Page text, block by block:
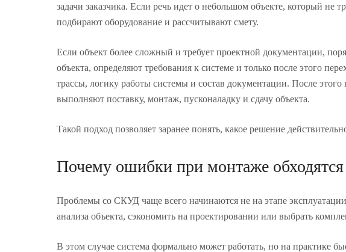
задачи заказчика. Если речь идет о небольшом объекте, который не
подбирают оборудование и рассчитывают смету.
Если объект более сложный и требует проектной документации,
объекта, определяют требования к системе и только после этого
трассы, логику работы системы и состав документации. После
выполняют поставку, монтаж, пусконаладку и сдачу объекта.
Такой подход позволяет заранее понять, какое решение
Почему ошибки при монтаже обходятся
Проблемы со СКУД чаще всего начинаются не на этапе
анализа объекта, сэкономить на проектировании или выбрать
В этом случае система формально может работать, но на практике